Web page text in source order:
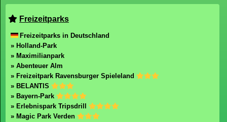
Freizeitparks
Freizeitparks in Deutschland
» Holland-Park
» Maximilianpark
» Abenteuer Alm
» Freizeitpark Ravensburger Spieleland
» BELANTIS
» Bayern-Park
» Erlebnispark Tripsdrill
» Magic Park Verden